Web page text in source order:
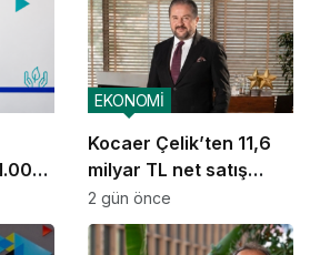
Kocaer Çelik’ten 11,6
milyar TL net satış
geliri
EKONOMİ
2 gün önce